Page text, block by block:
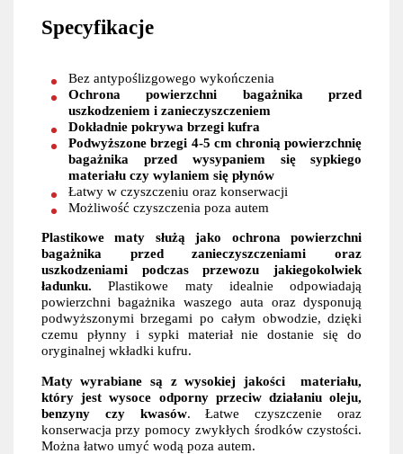
Specyfikacje
Bez antypoślizgowego wykończenia
Ochrona powierzchni bagażnika przed
uszkodzeniem i zanieczyszczeniem
Dokładnie pokrywa brzegi kufra
Podwyższone brzegi 4-5 cm chronią powierzchnię
bagażnika przed wysypaniem się sypkiego
materiału czy wylaniem się płynów
Łatwy w czyszczeniu oraz konserwacji
Możliwość czyszczenia poza autem
Plastikowe maty służą jako ochrona powierzchni
bagażnika przed zanieczyszczeniami oraz
uszkodzeniami podczas przewozu jakiegokolwiek
ładunku. Plastikowe maty idealnie odpowiadają
powierzchni bagażnika waszego auta oraz dysponują
podwyższonymi brzegami po całym obwodzie, dzięki
czemu płynny i sypki materiał nie dostanie się do
oryginalnej wkładki kufru.
Maty wyrabiane są z wysokiej jakości materiału,
który jest wysoce odporny przeciw działaniu oleju,
benzyny czy kwasów. Łatwe czyszczenie oraz
konserwacja przy pomocy zwykłych środków czystości.
Można łatwo umyć wodą poza autem.